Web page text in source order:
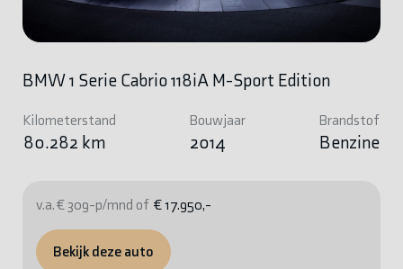
BMW 1 Serie Cabrio 118iA M-Sport Edition
Kilometerstand
80.282 km
Bouwjaar
2014
Brandstof
Benzine
v.a. € 309-p/mnd of € 17.950,-
Bekijk deze auto